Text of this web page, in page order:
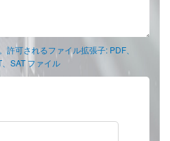
可されるファイル拡張子: PDF、
SAT ファイル